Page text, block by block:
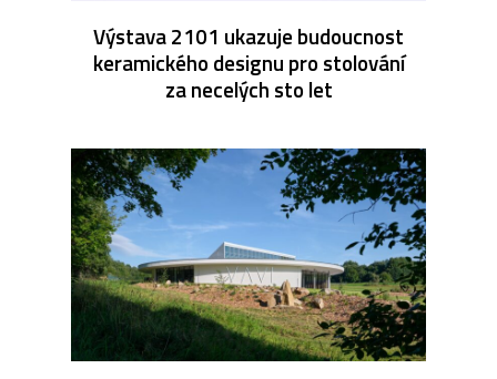
Výstava 2101 ukazuje budoucnost
keramického designu pro stolování
za necelých sto let